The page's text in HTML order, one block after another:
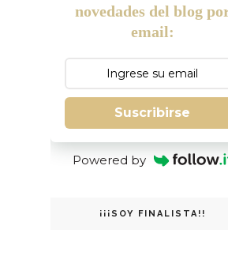
novedades del blog
email:
Suscribirse
Powered by
¡¡¡SOY FINALISTA!!